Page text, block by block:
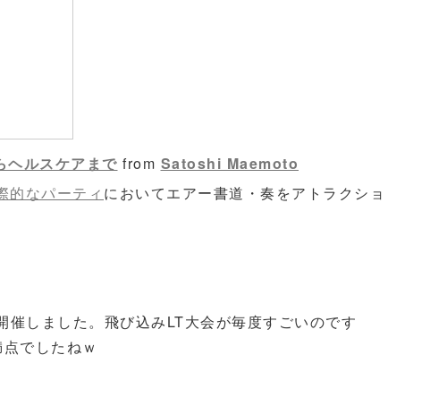
ルスケアまで from Satoshi Maemoto
的なパーティ においてエアー書道・奏をアトラクショ
しました。飛び込みLT大会が毎度すごいのです
でしたねｗ